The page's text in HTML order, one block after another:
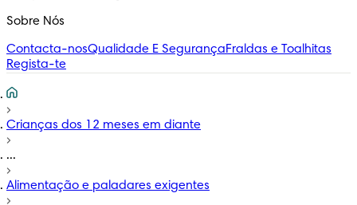
Sobre Nós
Contacta-nosQualidade E SegurançaFraldas e Toalhitas
Regista-te
Crianças dos 12 meses em diante
...
Alimentação e paladares exigentes